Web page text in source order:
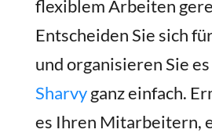
flexiblem Arbeiten
Entscheiden Sie sich
und organisieren Sie
Sharvyganz einfach.
es Ihren Mitarbeitern,